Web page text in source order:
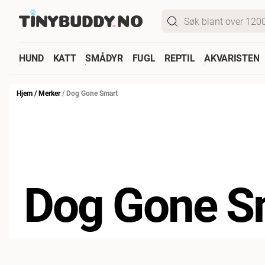
HUND KATT SMÅDYR FUGL REPTIL AKVARISTEN
Hjem/Merker/Dog Gone Smart
Dog Gone